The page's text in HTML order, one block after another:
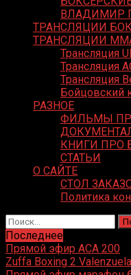
ВЛАДИМИР
ТРАНСЛЯЦИИ
ТРАНСЛЯЦИИ
Трансляция
Трансляция
Трансляция
Бойцовский
РАЗНОЕ
ФИЛЬМЫ
КНИГИ ПРО
СТАТЬИ
О САЙТЕ
СТОЛ
Политика
Найти:
Последнее
Прямой эфир ACA 200
Zuffa Boxing 2